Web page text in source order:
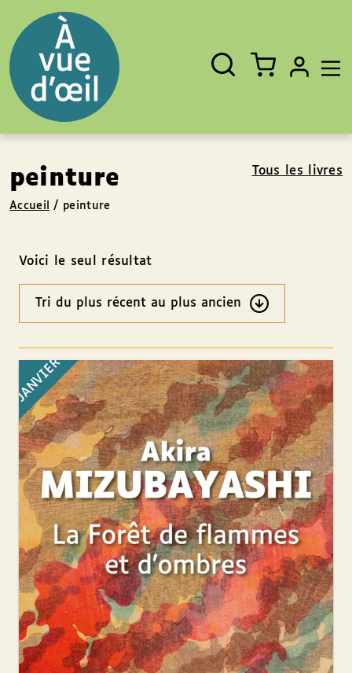
Fermer
Rechercher
un
livre,
un
auteur,
un
EAN
peinture Tous les livres
Accueil / peinture
Voici le seul résultat
Ordre
JANVIER